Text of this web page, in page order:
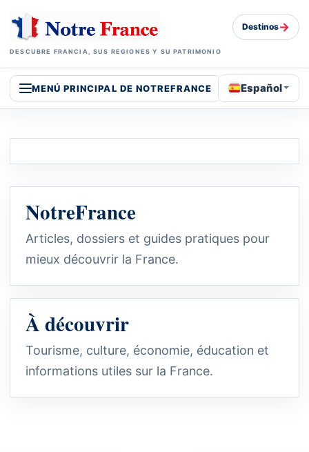
DESCUBRE FRANCIA, SUS REGIONES Y SU PATRIMONIO
Destinos→
MENÚ PRINCIPAL DE NOTREFRANCE Español
NotreFrance
Articles, dossiers et guides pratiques pour
mieux découvrir la France.
À découvrir
Tourisme, culture, économie, éducation et
informations utiles sur la France.